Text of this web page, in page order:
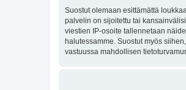
Suostut olemaan esittämättä
palvelin on sijoitettu tai
viestien IP-osoite tallennetaan
halutessamme. Suostut myös
vastuussa mahdollisen